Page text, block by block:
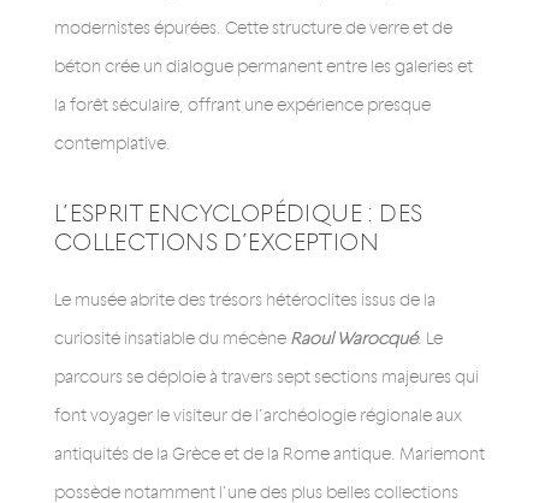
modernistes épurées. Cette structure de verre et de
béton crée un dialogue permanent entre les galeries et
la forêt séculaire, offrant une expérience presque
contemplative.
L’ESPRIT ENCYCLOPÉDIQUE : DES
COLLECTIONS D’EXCEPTION
Le musée abrite des trésors hétéroclites issus de la
curiosité insatiable du mécène Raoul Warocqué. Le
parcours se déploie à travers sept sections majeures qui
font voyager le visiteur de l’archéologie régionale aux
antiquités de la Grèce et de la Rome antique. Mariemont
possède notamment l’une des plus belles collections